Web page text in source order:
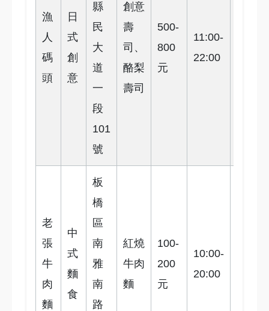
漁
人
碼
頭
日
式
創
意
縣
民
大
道
一
段
101
號
創意
壽
司、
酪梨
壽司
500-
800
元
11:00-
22:00
老
張
牛
肉
麵
中
式
麵
食
板
橋
區
南
雅
南
路
紅燒
牛肉
麵
100-
200
元
10:00-
20:00